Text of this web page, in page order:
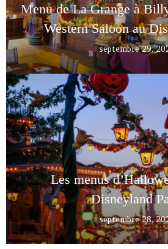
Menu de La Grange à
Western Saloon au
septembre 29,
Les menus
Disneyland
septembre 28,